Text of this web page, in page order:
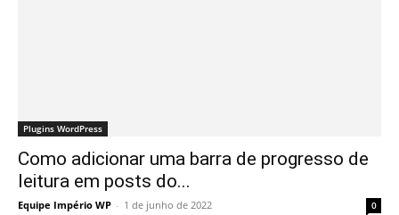
Plugins WordPress
Como adicionar uma barra de progresso de
leitura em posts do...
Equipe Império WP - 1 de junho de 2022 0